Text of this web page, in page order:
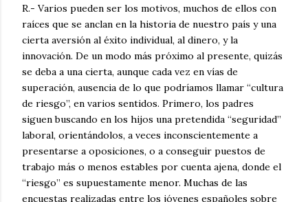
R.- Varios pueden ser los motivos, muchos de ellos con
raíces que se anclan en la historia de nuestro país y una
cierta aversión al éxito individual, al dinero, y la
innovación. De un modo más próximo al presente, quizás
se deba a una cierta, aunque cada vez en vías de
superación, ausencia de lo que podríamos llamar “cultura
de riesgo”, en varios sentidos. Primero, los padres
siguen buscando en los hijos una pretendida “seguridad”
laboral, orientándolos, a veces inconscientemente a
presentarse a oposiciones, o a conseguir puestos de
trabajo más o menos estables por cuenta ajena, donde el
“riesgo” es supuestamente menor. Muchas de las
encuestas realizadas entre los jóvenes españoles sobre